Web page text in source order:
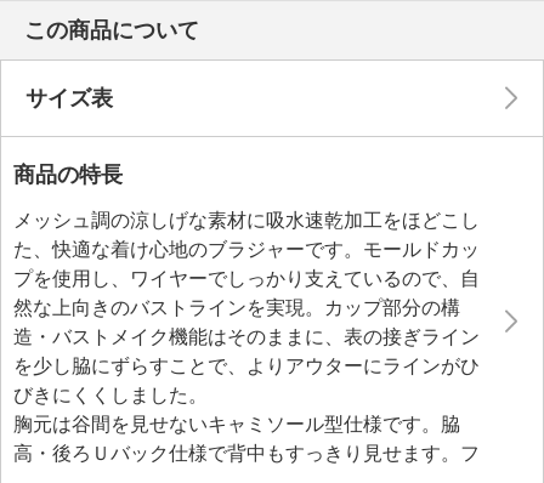
この商品について
サイズ表
商品の特長
メッシュ調の涼しげな素材に吸水速乾加工をほどこし
た、快適な着け心地のブラジャーです。モールドカッ
プを使用し、ワイヤーでしっかり支えているので、自
然な上向きのバストラインを実現。カップ部分の構
造・バストメイク機能はそのままに、表の接ぎライン
を少し脇にずらすことで、よりアウターにラインがひ
びきにくくしました。
胸元は谷間を見せないキャミソール型仕様です。脇
高・後ろＵバック仕様で背中もすっきり見せます。フ